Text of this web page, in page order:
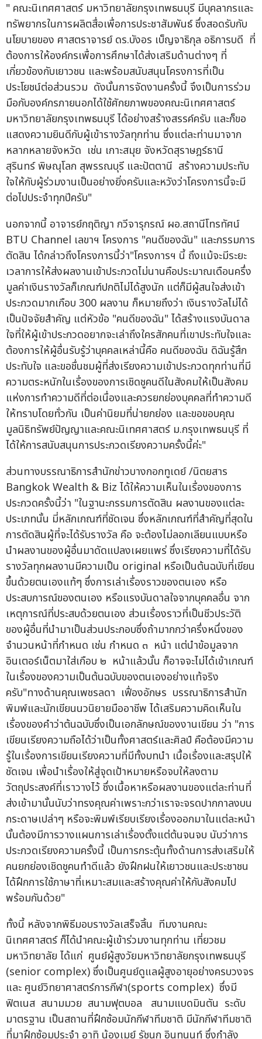
" คณะนิเทศศาสตร์ มหาวิทยาลัยกรุงเทพธนบุรี มีบุคลากรและ
ทรัพยากรในการผลิตสื่อเพื่อการประชาสัมพันธ์ ซึ่งสอดรับกับ
นโยบายของ ศาสตราจารย์ ดร.บังอร เบ็ญจาธิกุล อธิการบดี ที่
ต้องการให้องค์กรเพื่อการศึกษาได้ส่งเสริมด้านต่างๆ ที่
เกี่ยวข้องกับเยาวชน และพร้อมสนับสนุนโครงการที่เป็น
ประโยชน์ต่อส่วนรวม ดังนั้นการจัดงานครั้งนี้ จึงเป็นการร่วม
มือกับองค์กรภายนอกได้ใช้ศักยภาพของคณะนิเทศศาสตร์
มหาวิทยาลัยกรุงเทพธนบุรี ได้อย่างสร้างสรรค์ครับ และก็ขอ
แสดงความยินดีกับผู้เข้ารางวัลทุกท่าน ซึ่งแต่ละท่านมาจาก
หลากหลายจังหวัด เช่น เกาะสมุย จังหวัดสุราษฎร์ธานี
สุรินทร์ พิษณุโลก สุพรรณบุรี และปัตตานี สร้างความประทับ
ใจให้กับผู้ร่วมงานเป็นอย่างยิ่งครับและหวังว่าโครงการนี้จะมี
ต่อไปประจำทุกปีครับ"
นอกจากนี้ อาจารย์กฤติญา กวีจารุกรณ์ ผอ.สถานีโทรทัศน์
BTU Channel เลขาฯ โครงการ "คนดีของฉัน" และกรรมการ
ตัดสิน ได้กล่าวถึงโครงการนี้ว่า"โครงการฯ นี้ ถึงแม้จะมีระยะ
เวลาการให้ส่งผลงานเข้าประกวดไม่นานคือประมาณเดือนครึ่ง
มูลค่าเงินรางวัลก็เกณฑ์ปกติไม่ได้สูงนัก แต่ก็มีผู้สนใจส่งเข้า
ประกวดมากเกือบ 300 ผลงาน ก็หมายถึงว่า เงินรางวัลไม่ได้
เป็นปัจจัยสำคัญ แต่หัวข้อ "คนดีของฉัน" ได้สร้างแรงบันดาล
ใจที่ให้ผู้เข้าประกวดอยากจะเล่าถึงใครสักคนที่เขาประทับใจและ
ต้องการให้ผู้อื่นรับรู้ว่าบุคคลเหล่านี้คือ คนดีของฉัน ดิฉันรู้สึก
ประทับใจ และขอชื่นชมผู้ที่ส่งเรียงความเข้าประกวดทุกท่านที่มี
ความตระหนักในเรื่องของการเชิดชูคนดีในสังคมให้เป็นสังคม
แห่งการทำความดีที่ต่อเนื่องและควรยกย่องบุคคลที่ทำความดี
ให้ทราบโดยทั่วกัน เป็นค่านิยมที่น่ายกย่อง และขอขอบคุณ
มูลนิธิทรัพย์ปัญญาและคณะนิเทศศาสตร์ ม.กรุงเทพธนบุรี ที่
ได้ให้การสนับสนุนการประกวดเรียงความครั้งนี้ค่ะ"
ส่วนทางบรรณาธิการสำนักข่าวบางกอกทูเดย์ /นิตยสาร
Bangkok Wealth & Biz ได้ให้ความเห็นในเรื่องของการ
ประกวดครั้งนี้ว่า "ในฐานะกรรมการตัดสิน ผลงานของแต่ละ
ประเภทนั้น มี่หลักเกณฑ์ที่ชัดเจน ซึ่งหลักเกณฑ์ที่สำคัญที่สุดใน
การตัดสินผู้ที่จะได้รับรางวัล คือ จะต้องไม่ลอกเลียนแบบหรือ
นำผลงานของผู้อื่นมาดัดแปลงเผยแพร่ ซึ่งเรียงความที่ได้รับ
รางวัลทุกผลงานมีความเป็น original หรือเป็นต้นฉบับที่เขียน
ขึ้นด้วยตนเองแท้ๆ ซึ่งการเล่าเรื่องราวของตนเอง หรือ
ประสบการณ์ของตนเอง หรือแรงบันดาลใจจากบุคคลอื่น จาก
เหตุการณ์ที่ประสบด้วยตนเอง ส่วนเรื่องราวที่เป็นชีวประวัติ
ของผู้อื่นที่นำมาเป็นส่วนประกอบซึ่งถ้ามากกว่าครึ่งหนึ่งของ
จำนวนหน้าที่กำหนด เช่น กำหนด ๓ หน้า แต่นำข้อมูลจาก
อินเตอร์เน็ตมาใส่เกือบ ๒ หน้าแล้วนั้น ก็อาจจะไม่ได้เข้าเกณฑ์
ในเรื่องของความเป็นต้นฉบับของตนเองอย่างแท้จริง
ครับ"ทางด้านคุณเพชรลดา เฟื่องอักษร บรรณาธิการสำนัก
พิมพ์และนักเขียนนวนิยายมืออาชีพ ได้เสริมความคิดเห็นใน
เรื่องของคำว่าต้นฉบับซึ่งเป็นเอกลักษณ์ของงานเขียน ว่า "การ
เขียนเรียงความถือได้ว่าเป็นทั้งศาสตร์และศิลป์ คือต้องมีความ
รู้ในเรื่องการเขียนเรียงความที่มีทั้งบทนำ เนื้อเรื่องและสรุปให้
ชัดเจน เพื่อนำเรื่องให้สู่จุดเป้าหมายหรือจบให้ลงตาม
วัตถุประสงค์ที่เราวางไว้ ซึ่งเนื้อหาหรือผลงานของแต่ละท่านที่
ส่งเข้ามานั้นนับว่าทรงคุณค่าเพราะกว่าเราจะจรดปากกาลงบน
กระดาษเปล่าๆ หรือจะพิมพ์เรียบเรียงเรื่องออกมาในแต่ละหน้า
นั้นต้องมีการวางแผนการเล่าเรื่องตั้งแต่ต้นจนจบ นับว่าการ
ประกวดเรียงความครั้งนี้ เป็นการกระตุ้นทั้งด้านการส่งเสริมให้
คนยกย่องเชิดชูคนทำดีแล้ว ยังฝึกฝนให้เยาวชนและประชาชน
ได้ฝึกการใช้ภาษาที่เหมาะสมและสร้างคุณค่าให้กับสังคมไป
พร้อมกันด้วย"
ทั้งนี้ หลังจากพิธีมอบรางวัลเสร็จสิ้น ทีมงานคณะ
นิเทศศาสตร์ ก็ได้นำคณะผู้เข้าร่วมงานทุกท่าน เที่ยวชม
มหาวิทยาลัย ได้แก่ ศูนย์ผู้สูงวัยมหาวิทยาลัยกรุงเทพธนบุรี
(senior complex) ซึ่งเป็นศูนย์ดูแลผู้สูงอายุอย่างครบวงจร
และ ศูนย์วิทยาศาสตร์การกีฬา(sports complex) ซึ่งมี
ฟิตเนส สนามมวย สนามฟุตบอล สนามแบดมินตัน ระดับ
มาตรฐาน เป็นสถานที่ฝึกซ้อมนักกีฬาทีมชาติ มีนักกีฬาทีมชาติ
ที่มาฝึกซ้อมประจำ อาทิ น้องเมย์ รัชนก อินทนนท์ ซึ่งกำลัง